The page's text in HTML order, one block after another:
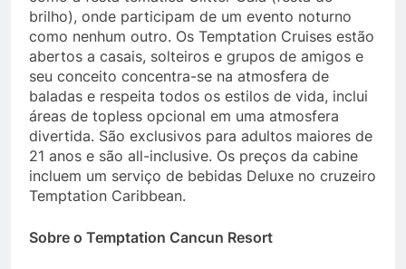
brilho), onde participam de um evento noturno
como nenhum outro. Os Temptation Cruises estão
abertos a casais, solteiros e grupos de amigos e
seu conceito concentra-se na atmosfera de
baladas e respeita todos os estilos de vida, inclui
áreas de topless opcional em uma atmosfera
divertida. São exclusivos para adultos maiores de
21 anos e são all-inclusive. Os preços da cabine
incluem um serviço de bebidas Deluxe no cruzeiro
Temptation Caribbean.
Sobre o Temptation Cancun Resort